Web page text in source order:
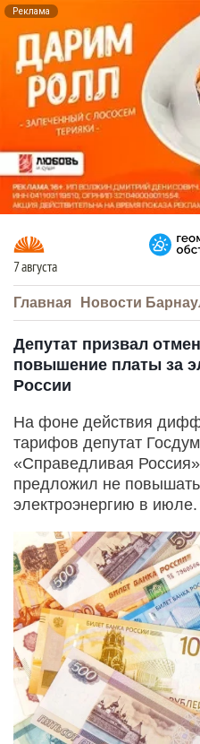
Реклама
7 августа
Главная Новости
Депутат призвал
повышение платы за
России
На фоне действия
тарифов депутат
«Справедливая
предложил не повышать
электроэнергию в июле.